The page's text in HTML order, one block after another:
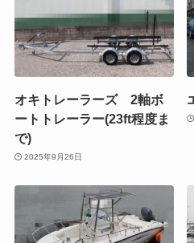
オキトレーラーズ 2軸ボ
ートトレーラー(23ft程度ま
で)
2025年9月26日